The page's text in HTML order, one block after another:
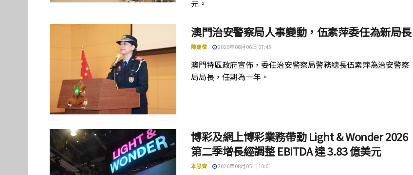
元。
澳門治安警察局人事變動，伍素萍委任為新局長
陳嘉俊 2026年08月06日 07:43
澳門特區政府宣佈，委任治安警察局警務總長伍素萍為治安警察
局局長，任期為一年。
博彩及網上博彩業務帶動 Light & Wonder 2026
第二季增長經調整 EBITDA 達 3.83 億美元
本思齊 2026年08月05日 10:01